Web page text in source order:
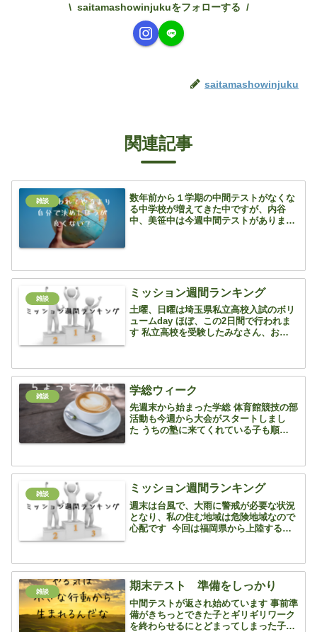
saitamashowinjukuをフォローする
saitamashowinjuku
関連記事
雑談
数年前から１学期の中間テストがなくな
る中学校が増えてきた中ですが、内谷
中、美笹中は今週中間テストがありま
雑談 ミッション週間ランキング
土曜、日曜は埼玉県私立高校入試のボリ
ュームday ほぼ、この2日間で行われま
す 私立高校を受験したみなさん、お疲れ
持ちの波を作らず、北辰に行ってくるく
らいの気持ちで淡...
雑談 学総ウィーク
先週末から始まった学総 体育館競技の部
活動も今週から大会がスタートしまし
た うちの塾に来てくれている子も順調に
ろいろです テストまで3週間なのでお勉
強もガンバって...
雑談 ミッション週間ランキング
週末は台風で、大雨に警戒が必要な状況
となり、私の住む地域は危険地域なので
心配です 今回は福岡県から上陸する観
これまでにない気象の変化が続いていま
す 環境に意識を向けつ...
雑談 期末テスト 準備をしっかり
中間テストが返され始めています 事前準
備がきちっとできた子とギリギリワーク
を終わらせるにとどまってしまった子だ